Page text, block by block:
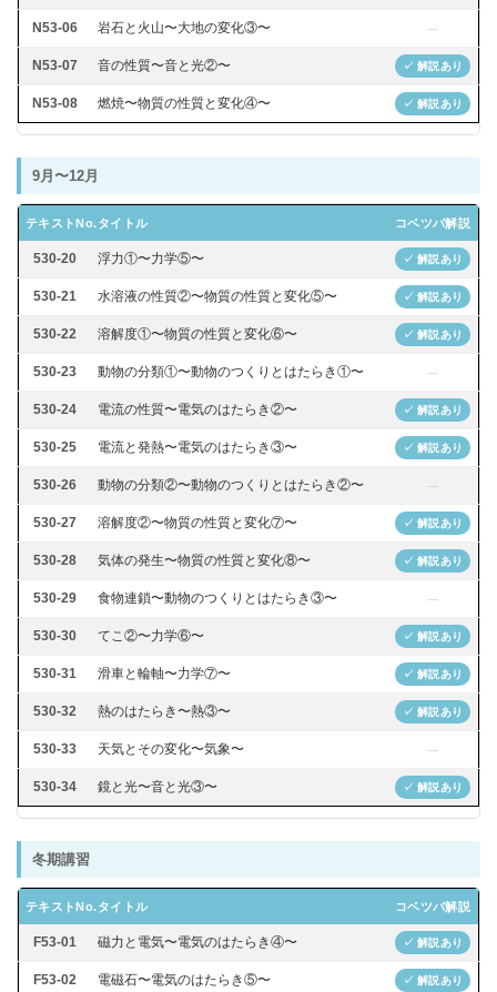
N53-06 岩石と火山〜大地の変化③〜 —
N53-07 音の性質〜音と光②〜 ✓ 解説あり
N53-08 燃焼〜物質の性質と変化④〜 ✓ 解説あり
9月〜12月
テキストNo.タイトル コベツバ解説
530-20 浮力①〜力学⑤〜 ✓ 解説あり
530-21 水溶液の性質②〜物質の性質と変化⑤〜 ✓ 解説あり
530-22 溶解度①〜物質の性質と変化⑥〜 ✓ 解説あり
530-23 動物の分類①〜動物のつくりとはたらき①〜 —
530-24 電流の性質〜電気のはたらき②〜 ✓ 解説あり
530-25 電流と発熱〜電気のはたらき③〜 ✓ 解説あり
530-26 動物の分類②〜動物のつくりとはたらき②〜 —
530-27 溶解度②〜物質の性質と変化⑦〜 ✓ 解説あり
530-28 気体の発生〜物質の性質と変化⑧〜 ✓ 解説あり
530-29 食物連鎖〜動物のつくりとはたらき③〜 —
530-30 てこ②〜力学⑥〜 ✓ 解説あり
530-31 滑車と輪軸〜力学⑦〜 ✓ 解説あり
530-32 熱のはたらき〜熱③〜 ✓ 解説あり
530-33 天気とその変化〜気象〜 —
530-34 鏡と光〜音と光③〜 ✓ 解説あり
冬期講習
テキストNo.タイトル コベツバ解説
F53-01 磁力と電気〜電気のはたらき④〜 ✓ 解説あり
F53-02 電磁石〜電気のはたらき⑤〜 ✓ 解説あり